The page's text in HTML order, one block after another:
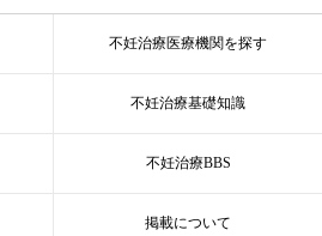
不妊治療医療機関を探す
不妊治療基礎知識
不妊治療BBS
掲載について